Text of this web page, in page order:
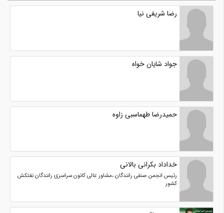
رضا شریفی نیا
جواد شایان خواه
حمیدرضا طهماسبی زاوه
خداداد بکرانی بالانی
رئیس انجمن صنفی رانندگان ،مشاور عالی کانون سراسری رانندگان نفتکش
کشور